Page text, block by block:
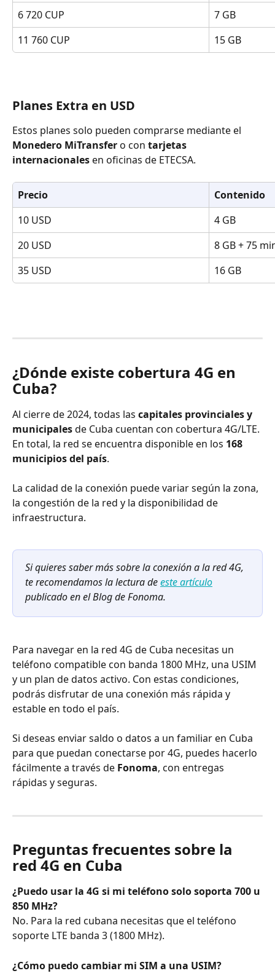
6 720 CUP
7 GB
11 760 CUP
15 GB
Planes Extra en USD
Estos planes solo pueden comprarse mediante el
Monedero MiTransfer o con tarjetas
internacionales en oficinas de ETECSA.
Precio
Contenido
10 USD
4 GB
20 USD
8 GB + 75
35 USD
16 GB
¿Dónde existe cobertura 4G en
Cuba?
Al cierre de 2024, todas las capitales provinciales y
municipales de Cuba cuentan con cobertura 4G/LTE.
En total, la red se encuentra disponible en los 168
municipios del país.
La calidad de la conexión puede variar según la zona,
la congestión de la red y la disponibilidad de
infraestructura.
Si quieres saber más sobre la conexión a la red 4G,
te recomendamos la lectura de este artículo
publicado en el Blog de Fonoma.
Para navegar en la red 4G de Cuba necesitas un
teléfono compatible con banda 1800 MHz, una USIM
y un plan de datos activo. Con estas condiciones,
podrás disfrutar de una conexión más rápida y
estable en todo el país.
Si deseas enviar saldo o datos a un familiar en Cuba
para que puedan conectarse por 4G, puedes hacerlo
fácilmente a través de Fonoma, con entregas
rápidas y seguras.
Preguntas frecuentes sobre la
red 4G en Cuba
¿Puedo usar la 4G si mi teléfono solo soporta 700 u
850 MHz?
No. Para la red cubana necesitas que el teléfono
soporte LTE banda 3 (1800 MHz).
¿Cómo puedo cambiar mi SIM a una USIM?